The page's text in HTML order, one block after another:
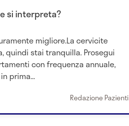
si interpreta?
migliore.La cervicite
quindi stai tranquilla. Prosegui
con frequenza annuale,
prima...
Redazione Pazienti